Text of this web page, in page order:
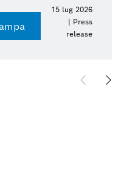
15 lug 2026
| Press
release